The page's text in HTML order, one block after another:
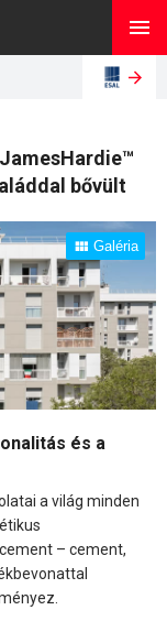
bővült
Galéria
és a
a világ minden
– cement,